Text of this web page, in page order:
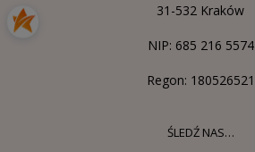
31-532 Kraków
NIP: 685 216 5574
Regon: 180526521
ŚLEDŹ NAS…